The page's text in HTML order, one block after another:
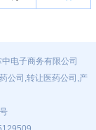
电子商务有限公司
公司,转让医药公司,产